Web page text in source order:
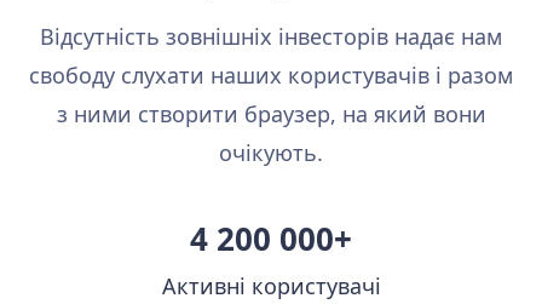
Відсутність зовнішніх інвесторів надає нам
свободу слухати наших користувачів і разом
з ними створити браузер, на який вони
очікують.
4 200 000+
Активні користувачі